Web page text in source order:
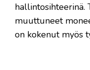
hallintosihteerinä.
muuttuneet
on kokenut myös